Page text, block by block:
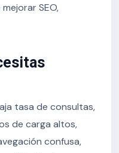
SEO,
tasa de consultas,
de carga altos,
confusa,